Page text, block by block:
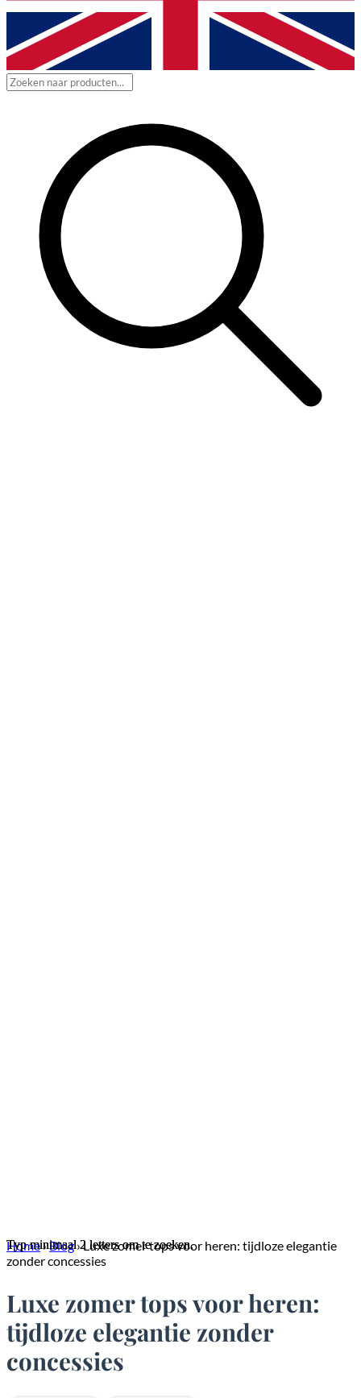
Typ minimaal 2 letters om te zoeken.
Typ minimaal 2 letters om te zoeken.
Home›Blog ›Luxe zomer tops voor heren: tijdloze elegantie
zonder concessies
Luxe zomer tops voor heren:
tijdloze elegantie zonder
concessies